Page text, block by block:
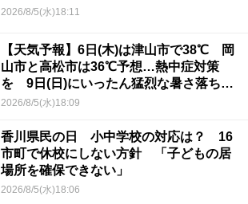
2026/8/5(水)18:11
【天気予報】6日(木)は津山市で38℃ 岡
山市と高松市は36℃予想…熱中症対策
を 9日(日)にいったん猛烈な暑さ落ち着
くか
2026/8/5(水)18:09
香川県民の日 小中学校の対応は？ 16
市町で休校にしない方針 「子どもの居
場所を確保できない」
2026/8/5(水)18:06